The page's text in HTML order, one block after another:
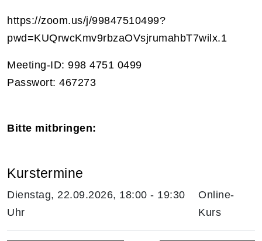
https://zoom.us/j/99847510499?
pwd=KUQrwcKmv9rbzaOVsjrumahbT7wilx.1
Meeting-ID: 998 4751 0499
Passwort: 467273
Bitte mitbringen:
Kurstermine
Dienstag, 22.09.2026, 18:00 - 19:30
Uhr
Online-
Kurs